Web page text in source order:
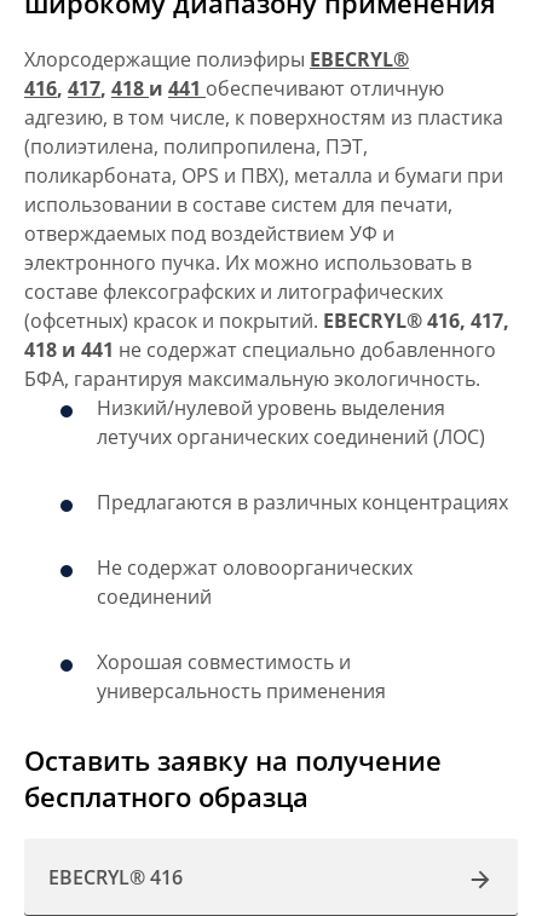
Хлорсодержащие полиэфиры EBECRYL®
416, 417, 418 и 441 обеспечивают отличную
адгезию, в том числе, к поверхностям из пластика
(полиэтилена, полипропилена, ПЭТ,
поликарбоната, OPS и ПВХ), металла и бумаги при
использовании в составе систем для печати,
отверждаемых под воздействием УФ и
электронного пучка. Их можно использовать в
составе флексографских и литографических
(офсетных) красок и покрытий. EBECRYL® 416, 417,
418 и 441 не содержат специально добавленного
БФА, гарантируя максимальную экологичность.
Низкий/нулевой уровень выделения
летучих органических соединений (ЛОС)
Предлагаются в различных концентрациях
Не содержат оловоорганических
соединений
Хорошая совместимость и
универсальность применения
Оставить заявку на получение
бесплатного образца
EBECRYL® 416